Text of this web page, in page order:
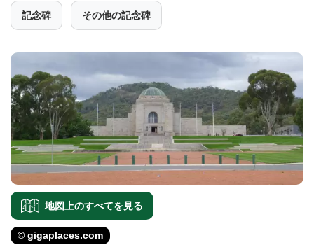
記念碑 その他の記念碑
地図上のすべてを見る
© gigaplaces.com